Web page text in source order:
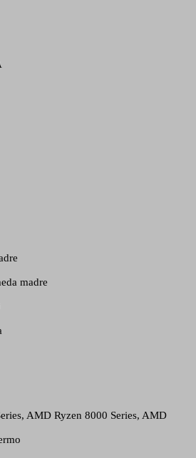
madre
AMD Ryzen 8000 Series, AMD